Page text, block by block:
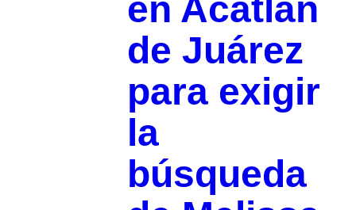
en Acatlán
de Juárez
para exigir
la
búsqueda